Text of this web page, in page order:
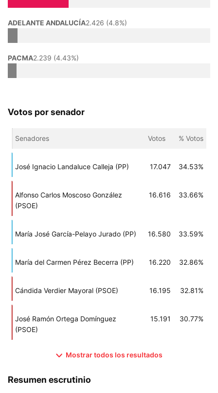
ADELANTE ANDALUCÍA2.426 (4.8%)
PACMA2.239 (4.43%)
Votos por senador
Senadores Votos % Votos
José Ignacio Landaluce Calleja (PP) 17.047 34.53%
Alfonso Carlos Moscoso González
(PSOE)
16.616 33.66%
María José García-Pelayo Jurado (PP) 16.580 33.59%
María del Carmen Pérez Becerra (PP) 16.220 32.86%
Cándida Verdier Mayoral (PSOE) 16.195 32.81%
José Ramón Ortega Domínguez
(PSOE)
15.191 30.77%
Mostrar todos los resultados
Resumen escrutinio